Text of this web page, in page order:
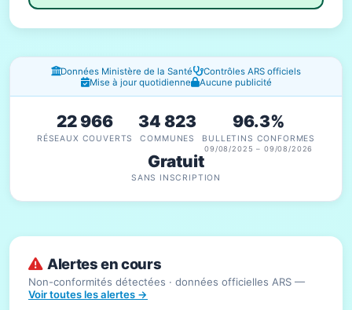
Fenêtres d'information
Données Ministère de la Santé
Contrôles ARS officiels
Mise à jour quotidienne
Aucune publicité
22 966
RÉSEAUX COUVERTS
34 823
COMMUNES
96.3%
BULLETINS CONFORMES
09/08/2025 – 09/08/2026
Gratuit
SANS INSCRIPTION
Alertes en cours
Non-conformités détectées · données officielles ARS —
Voir toutes les alertes →